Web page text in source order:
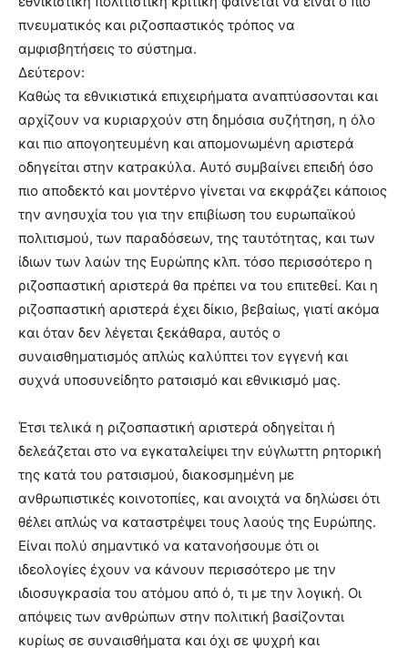
πνευματικός και ριζοσπαστικός τρόπος να
αμφισβητήσεις το σύστημα.
Δεύτερον:
Καθώς τα εθνικιστικά επιχειρήματα αναπτύσσονται και
αρχίζουν να κυριαρχούν στη δημόσια συζήτηση, η όλο
και πιο απογοητευμένη και απομονωμένη αριστερά
οδηγείται στην κατρακύλα. Αυτό συμβαίνει επειδή όσο
πιο αποδεκτό και μοντέρνο γίνεται να εκφράζει κάποιος
την ανησυχία του για την επιβίωση του ευρωπαϊκού
πολιτισμού, των παραδόσεων, της ταυτότητας, και των
ίδιων των λαών της Ευρώπης κλπ. τόσο περισσότερο η
ριζοσπαστική αριστερά θα πρέπει να του επιτεθεί. Και η
ριζοσπαστική αριστερά έχει δίκιο, βεβαίως, γιατί ακόμα
και όταν δεν λέγεται ξεκάθαρα, αυτός ο
συναισθηματισμός απλώς καλύπτει τον εγγενή και
συχνά υποσυνείδητο ρατσισμό και εθνικισμό μας.
Έτσι τελικά η ριζοσπαστική αριστερά οδηγείται ή
δελεάζεται στο να εγκαταλείψει την εύγλωττη ρητορική
της κατά του ρατσισμού, διακοσμημένη με
ανθρωπιστικές κοινοτοπίες, και ανοιχτά να δηλώσει ότι
θέλει απλώς να καταστρέψει τους λαούς της Ευρώπης.
Είναι πολύ σημαντικό να κατανοήσουμε ότι οι
ιδεολογίες έχουν να κάνουν περισσότερο με την
ιδιοσυγκρασία του ατόμου από ό, τι με την λογική. Οι
απόψεις των ανθρώπων στην πολιτική βασίζονται
κυρίως σε συναισθήματα και όχι σε ψυχρή και